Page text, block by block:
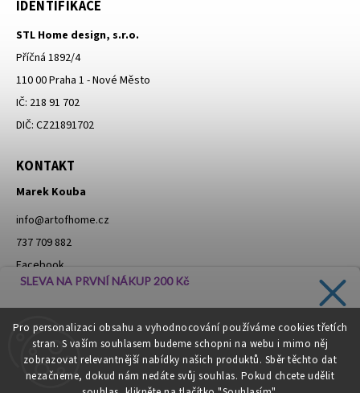
Pro personalizaci obsahu a vyhodnocování používáme cookies třetích
stran. S vaším souhlasem budeme schopni na webu i mimo něj
zobrazovat relevantnější nabídky našich produktů. Sběr těchto dat
nezačneme, dokud nám nedáte svůj souhlas. Pokud chcete udělit
IDENTIFIKACE
STL Home design, s.r.o.
Příčná 1892/4
110 00 Praha 1 - Nové Město
IČ: 218 91 702
DIČ: CZ21891702
KONTAKT
Marek Kouba
info@artofhome.cz
737 709 882
Facebook
Instagram
Moje objednávka - odstoupení od smlouvy
SLEVA NA PRVNÍ NÁKUP 200 Kč
slevách přímo do vaší schránky!